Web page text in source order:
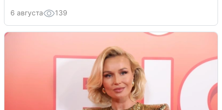
6 августа 139